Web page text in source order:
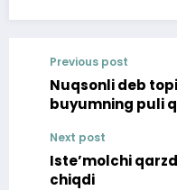
Previous post
Nuqsonli deb
buyumning puli
Next post
Iste’molchi
chiqdi